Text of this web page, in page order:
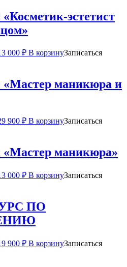
эстетист
000 ₽ В корзинуЗаписаться
«Мастер маникюра и
900 ₽ В корзинуЗаписаться
«Мастер маникюра»
000 ₽ В корзинуЗаписаться
ПО
900 ₽ В корзинуЗаписаться